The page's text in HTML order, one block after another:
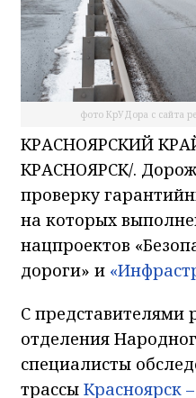
фото КрУДора с сайта
КРАСНОЯРСКИЙ
КРАСНОЯРСК/.
проверку
на которых
нацпроектов
дороги» и
С представителями
отделения
специалисты
трассы Красноярск